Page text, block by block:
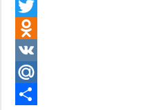
Facebook
Twitter
Odnoklassniki
VK
Mail.Ru